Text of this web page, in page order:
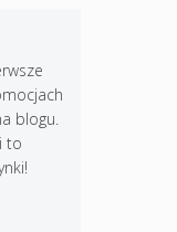
blogu.
to